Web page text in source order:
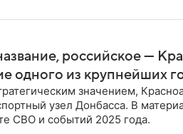
российское —
одного из крупнейших
значением,
узел Донбасса. В
СВО и событий 2025 года.